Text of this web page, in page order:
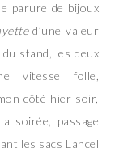
parure de bijoux
d’une valeur
stand, les deux
vitesse folle,
côté hier soir,
soirée, passage
les sacs Lancel